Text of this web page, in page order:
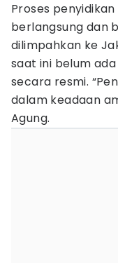
Proses
berlangsung dan
dilimpahkan ke
saat ini belum
secara resmi.
dalam keadaan
Agung.